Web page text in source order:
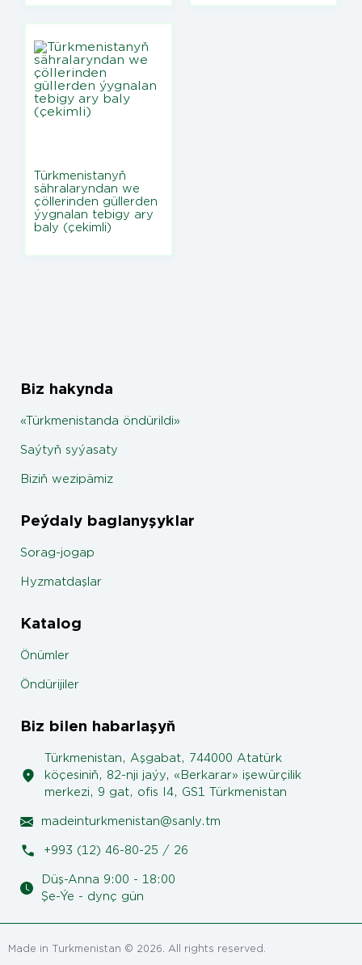
Türkmenistanyň
sähralaryndan we
çöllerinden güllerden
ýygnalan tebigy ary
baly (çekimli)
Biz hakynda
«Türkmenistanda öndürildi»
Saýtyň syýasaty
Biziň wezipämiz
Peýdaly baglanyşyklar
Sorag-jogap
Hyzmatdaşlar
Katalog
Önümler
Öndürijiler
Biz bilen habarlaşyň
Türkmenistan, Aşgabat, 744000 Atatürk
köçesiniň, 82-nji jaýy, «Berkarar» işewürçilik
merkezi, 9 gat, ofis I4, GS1 Türkmenistan
madeinturkmenistan@sanly.tm
+993 (12) 46-80-25 / 26
Düş-Anna 9:00 - 18:00
Şe-Ýe - dynç gün
Made in Turkmenistan © 2026. All rights reserved.